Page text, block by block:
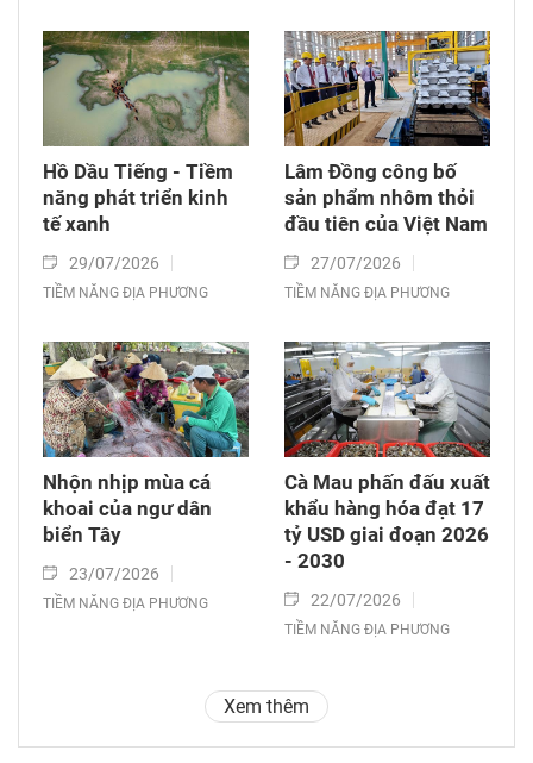
Hồ Dầu Tiếng - Tiềm
năng phát triển kinh
tế xanh
29/07/2026
TIỀM NĂNG ĐỊA PHƯƠNG
Lâm Đồng công bố
sản phẩm nhôm thỏi
đầu tiên của Việt Nam
27/07/2026
TIỀM NĂNG ĐỊA PHƯƠNG
Nhộn nhịp mùa cá
khoai của ngư dân
biển Tây
23/07/2026
TIỀM NĂNG ĐỊA PHƯƠNG
Cà Mau phấn đấu xuất
khẩu hàng hóa đạt 17
tỷ USD giai đoạn 2026
- 2030
22/07/2026
TIỀM NĂNG ĐỊA PHƯƠNG
Xem thêm